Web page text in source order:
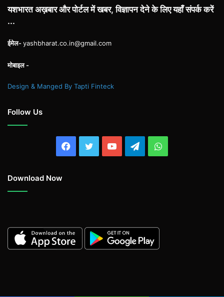
यशभारत अख़बार और पोर्टल में खबर, विज्ञापन देने के लिए यहाँ संपर्क करें
...
ईमेल-yashbharat.co.in@gmail.com
मोबाइल -
Design & Manged By Tapti Finteck
Follow Us
Facebook
TwitterYouTubeTelegramWhatsApp
Download Now